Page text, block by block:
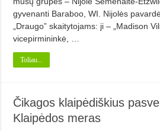
gyvenanti Baraboo, WI. Nijolės
„Draugo” skaitytojams: ji – „Madison
vicepirmininkė, …
Toliau...
Čikagos klaipėdiškius
Klaipėdos meras